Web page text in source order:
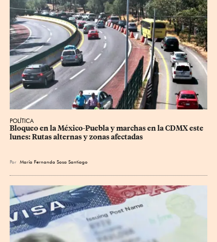
POLÍTICA
Bloqueo en la México-Puebla y marchas en la CDMX este
lunes: Rutas alternas y zonas afectadas
Por María Fernanda Sosa Santiago